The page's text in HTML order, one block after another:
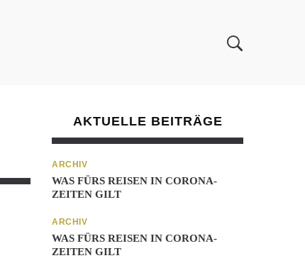
AKTUELLE BEITRÄGE
ARCHIV
WAS FÜRS REISEN IN CORONA-
ZEITEN GILT
ARCHIV
WAS FÜRS REISEN IN CORONA-
ZEITEN GILT